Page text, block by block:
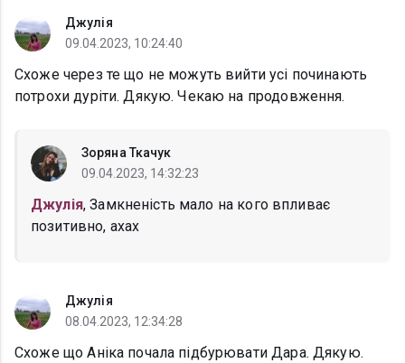
Джулія
09.04.2023, 10:24:40
Схоже через те що не можуть вийти усі починають
потрохи дуріти. Дякую. Чекаю на продовження.
Зоряна Ткачук
09.04.2023, 14:32:23
Джулія, Замкненість мало на кого впливає
позитивно, ахах
Джулія
08.04.2023, 12:34:28
Схоже що Аніка почала підбурювати Дара. Дякую.